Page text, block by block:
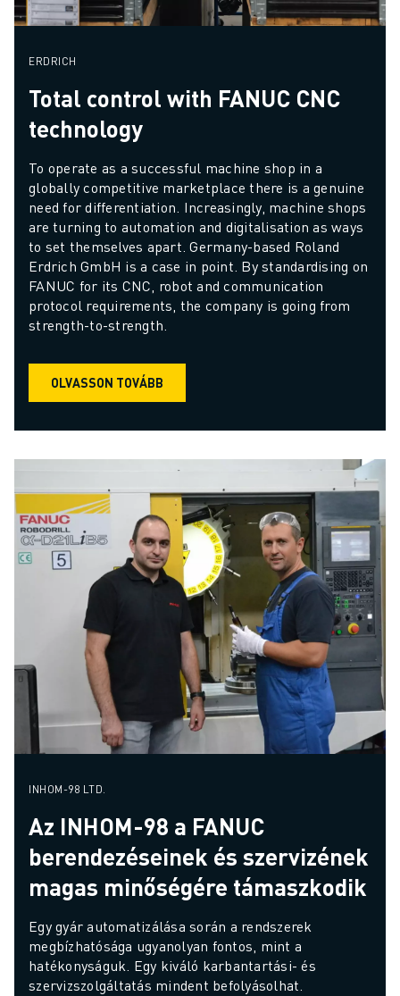
ERDRICH
Total control with FANUC CNC
technology
To operate as a successful machine shop in a
globally competitive marketplace there is a genuine
need for differentiation. Increasingly, machine shops
are turning to automation and digitalisation as ways
to set themselves apart. Germany-based Roland
Erdrich GmbH is a case in point. By standardising on
FANUC for its CNC, robot and communication
protocol requirements, the company is going from
strength-to-strength.
OLVASSON TOVÁBB
INHOM-98 LTD.
Az INHOM-98 a FANUC
berendezéseinek és szervizének
magas minőségére támaszkodik
Egy gyár automatizálása során a rendszerek
megbízhatósága ugyanolyan fontos, mint a
hatékonyságuk. Egy kiváló karbantartási- és
szervizszolgáltatás mindent befolyásolhat.